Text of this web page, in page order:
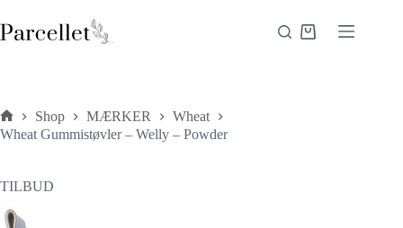
til
indhold
Indkøbskurv
Forside
Shop MÆRKER
Wheat
Wheat Gummistøvler – Welly – Powder
TILBUD